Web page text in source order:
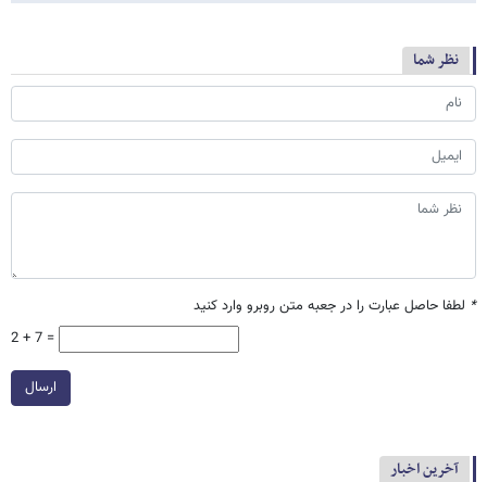
نظر شما
* لطفا حاصل عبارت را در جعبه متن روبرو وارد کنید
2 + 7 =
ارسال
آخرین اخبار